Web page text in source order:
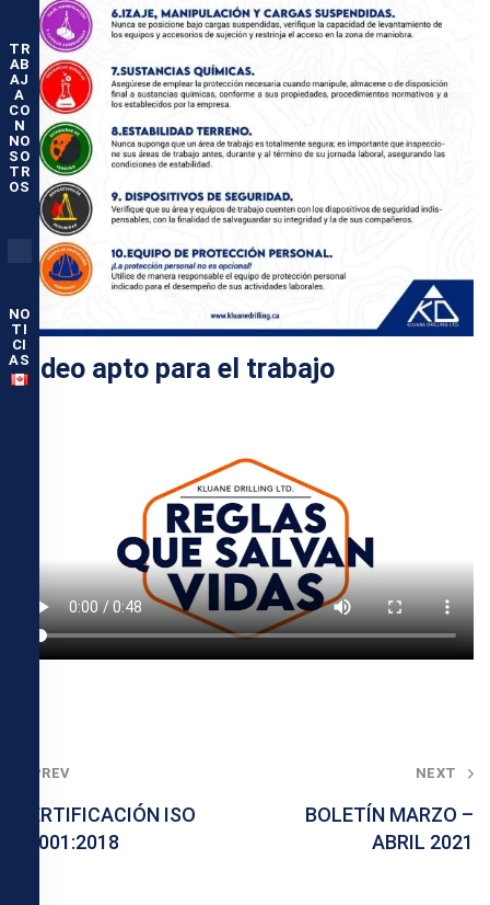
TR
AB
AJ
A
CO
N
NO
SO
TR
OS
NO
TI
CI
AS
Video apto para el trabajo
Post
navigation
PREV
CERTIFICACIÓN ISO
45001:2018
NEXT
BOLETÍN MARZO –
ABRIL 2021